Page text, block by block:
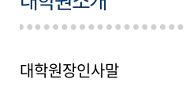
대학원장인사말